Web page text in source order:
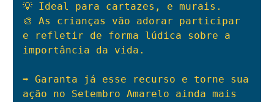
💡 Ideal para cartazes, e murais.
🎨 As crianças vão adorar participar
e refletir de forma lúdica sobre a
importância da vida.
➡️ Garanta já esse recurso e torne sua
ação no Setembro Amarelo ainda mais